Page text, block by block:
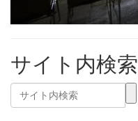
サイト内検索